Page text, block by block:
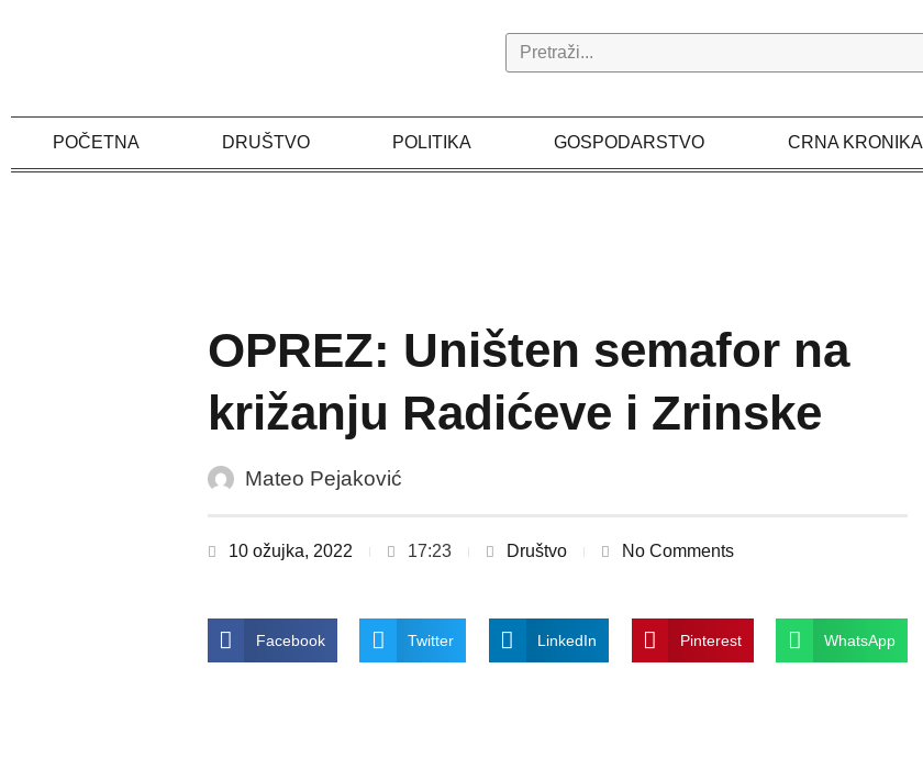
Search
POČETNA DRUŠTVO POLITIKA GOSPODARSTVO CRNA KRONIKA
OPREZ: Uništen semafor na
križanju Radićeve i Zrinske
Mateo Pejaković
10 ožujka, 2022 17:23 Društvo No Comments
Facebook Twitter LinkedIn Pinterest WhatsApp